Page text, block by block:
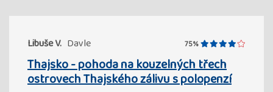
Libuše V. Davle 75%
Thajsko - pohoda na kouzelných třech
ostrovech Thajského zálivu s polopenzí